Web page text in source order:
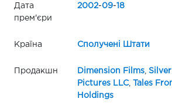
Дата
прем'єри
2002-09-18
Країна Сполучені Штати
Продакшн Dimension Films,
Pictures LLC,
Tales
Holdings